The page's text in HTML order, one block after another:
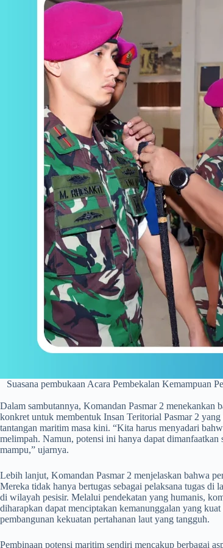
Suasana pembukaan Acara Pembekalan Kemampuan
Dalam sambutannya, Komandan Pasmar 2
konkret untuk membentuk Insan Teritorial Pasmar 2
tantangan maritim masa kini. “Kita harus menyadari
melimpah. Namun, potensi ini hanya dapat
mampu,” ujarnya.
Lebih lanjut, Komandan Pasmar 2 menjelaskan bahwa
Mereka tidak hanya bertugas sebagai pelaksana tugas
di wilayah pesisir. Melalui pendekatan yang humanis,
diharapkan dapat menciptakan kemanunggalan yang
pembangunan kekuatan pertahanan laut yang tangguh.
Pembinaan potensi maritim sendiri mencakup berbagai